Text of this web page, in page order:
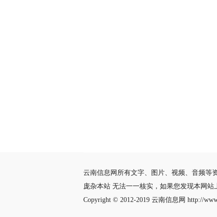
云南信息网所有文字、图片、视频、音频等
庞杂本站 无法一一核实，如果您发现本网
Copyright © 2012-2019 云南信息网 http://